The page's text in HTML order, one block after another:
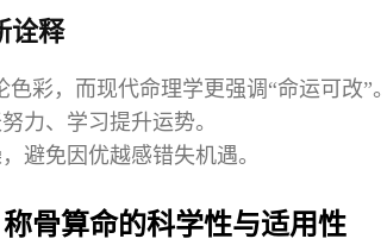
诠释
彩，而现代命理学更强调“命运可改”
力、学习提升运势。
避免因优越感错失机遇。
骨算命的科学性与适用性